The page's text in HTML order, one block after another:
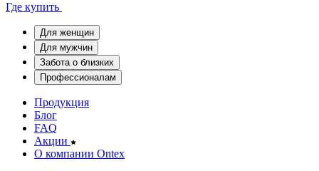
Где купить
Для женщин
Для мужчин
Забота о близких
Профессионалам
Продукция
Блог
FAQ
Акции
О компании Ontex